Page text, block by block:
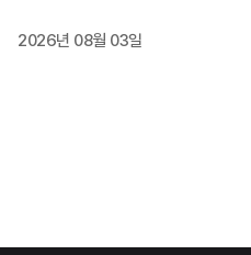
2026년 08월 03일